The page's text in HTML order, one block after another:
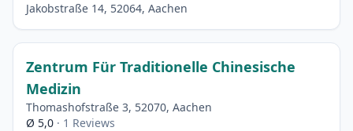
Jakobstraße 14, 52064, Aachen
Zentrum Für Traditionelle Chinesische
Medizin
Thomashofstraße 3, 52070, Aachen
Ø 5,0 · 1 Reviews